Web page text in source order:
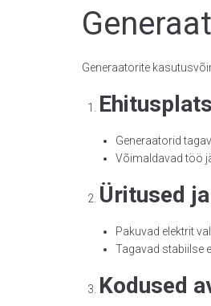
Generaatorite
Generaatorid
Võimaldavad töö
Üritused
Pakuvad elektrit
Tagavad stabiilse
Kodused